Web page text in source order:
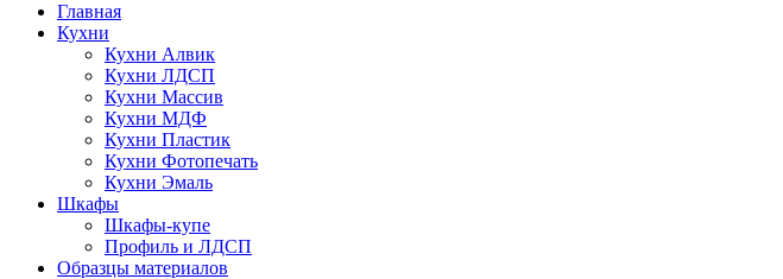
Главная
Кухни
Кухни Алвик
Кухни ЛДСП
Кухни Массив
Кухни МДФ
Кухни Пластик
Кухни Фотопечать
Кухни Эмаль
Шкафы
Шкафы-купе
Профиль и ЛДСП
Образцы материалов